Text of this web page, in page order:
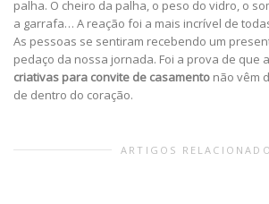
palha. O cheiro da palha, o peso do vidro, o
a garrafa… A reação foi a mais incrível de
As pessoas se sentiram recebendo um
pedaço da nossa jornada. Foi a prova de que
criativas para convite de casamento não vêm
de dentro do coração.
ARTIGOS